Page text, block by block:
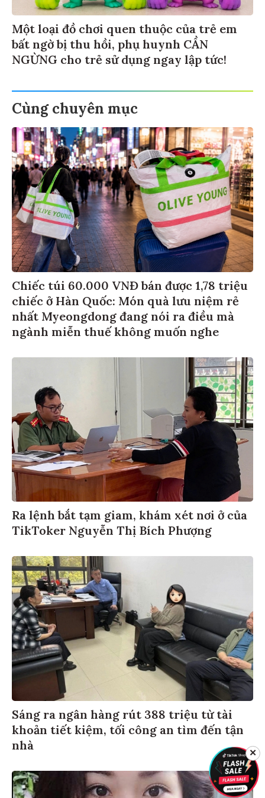
Một loại đồ chơi quen thuộc của trẻ em
bất ngờ bị thu hồi, phụ huynh CẦN
NGỪNG cho trẻ sử dụng ngay lập tức!
Cùng chuyên mục
Chiếc túi 60.000 VNĐ bán được 1,78 triệu
chiếc ở Hàn Quốc: Món quà lưu niệm rẻ
nhất Myeongdong đang nói ra điều mà
ngành miễn thuế không muốn nghe
Ra lệnh bắt tạm giam, khám xét nơi ở của
TikToker Nguyễn Thị Bích Phượng
Sáng ra ngân hàng rút 388 triệu từ tài
khoản tiết kiệm, tối công an tìm đến tận
nhà
✕